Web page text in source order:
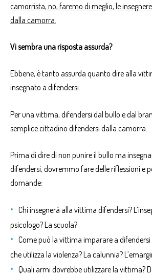
camorrista, no, faremo di meglio, le
dalla camorra.
Vi sembra una risposta assurda?
Ebbene, è tanto assurda quanto dire alla
insegnato a difendersi.
Per una vittima, difendersi dal bullo e dal
semplice cittadino difendersi dalla camorra.
Prima di dire di non punire il bullo ma
difendersi, dovremmo fare delle riflessioni e
domande:
Chi insegnerà alla vittima difendersi?
psicologo? La scuola?
Come può la vittima imparare a
che utilizza la violenza? La calunnia?
Quali armi dovrebbe utilizzare la vittima?